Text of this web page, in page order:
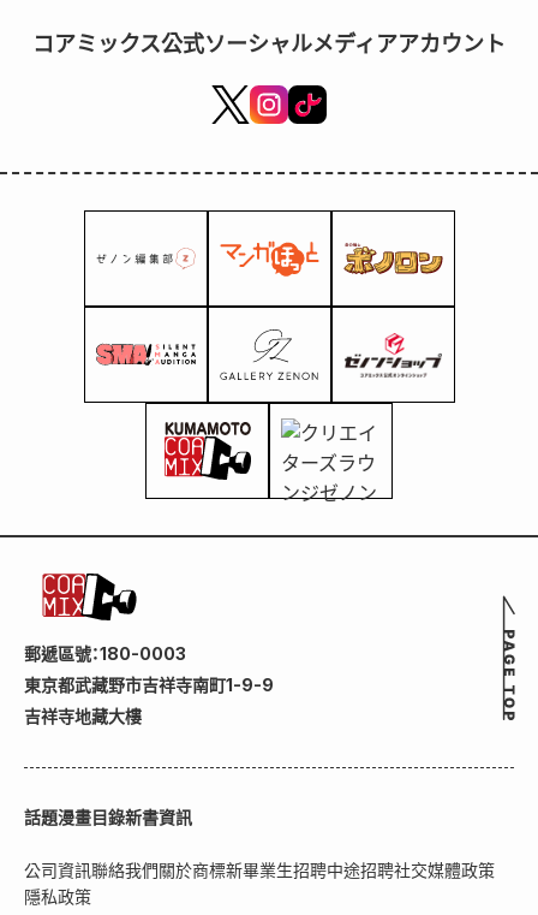
コアミックス公式ソーシャルメディアアカウント
郵遞區號：180-0003
東京都武藏野市吉祥寺南町1-9-9
吉祥寺地藏大樓
話題漫畫目錄新書資訊
公司資訊聯絡我們關於商標新畢業生招聘中途招聘社交媒體政策
隱私政策